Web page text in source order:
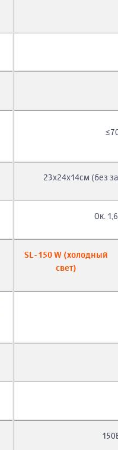
23х24х14см (без
Ок.
SL-150 W (холодный
свет)